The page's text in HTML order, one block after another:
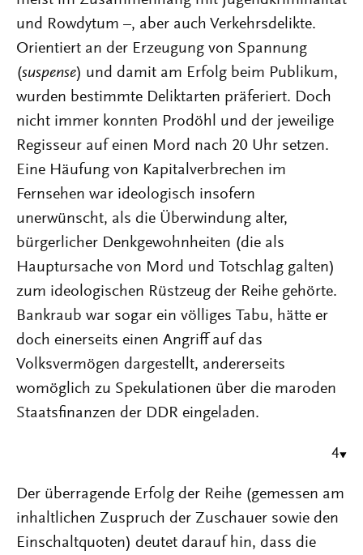
und Rowdytum –, aber auch Verkehrsdelikte.
Orientiert an der Erzeugung von Spannung
(suspense) und damit am Erfolg beim Publikum,
wurden bestimmte Deliktarten präferiert. Doch
nicht immer konnten Prodöhl und der jeweilige
Regisseur auf einen Mord nach 20 Uhr setzen.
Eine Häufung von Kapitalverbrechen im
Fernsehen war ideologisch insofern
unerwünscht, als die Überwindung alter,
bürgerlicher Denkgewohnheiten (die als
Hauptursache von Mord und Totschlag galten)
zum ideologischen Rüstzeug der Reihe gehörte.
Bankraub war sogar ein völliges Tabu, hätte er
doch einerseits einen Angriff auf das
Volksvermögen dargestellt, andererseits
womöglich zu Spekulationen über die maroden
Staatsfinanzen der DDR eingeladen.
4
Der überragende Erfolg der Reihe (gemessen am
inhaltlichen Zuspruch der Zuschauer sowie den
Einschaltquoten) deutet darauf hin, dass die